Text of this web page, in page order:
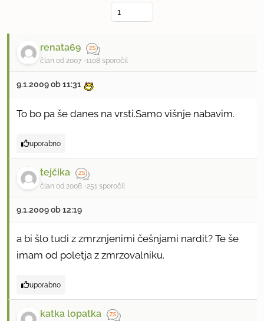
renata69
član od 2007 1108 sporočil
9.1.2009 ob 11:31
To bo pa še danes na vrsti.Samo višnje nabavim.
uporabno
tejčika
član od 2008 251 sporočil
9.1.2009 ob 12:19
a bi šlo tudi z zmrznjenimi češnjami nardit? Te še
imam od poletja z zmrzovalniku.
uporabno
katka lopatka